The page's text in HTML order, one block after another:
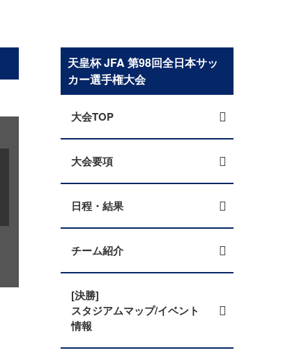
天皇杯 JFA 第98回全日本サッ
カー選手権大会
大会TOP
大会要項
日程・結果
チーム紹介
[決勝]
スタジアムマップ/イベント
情報